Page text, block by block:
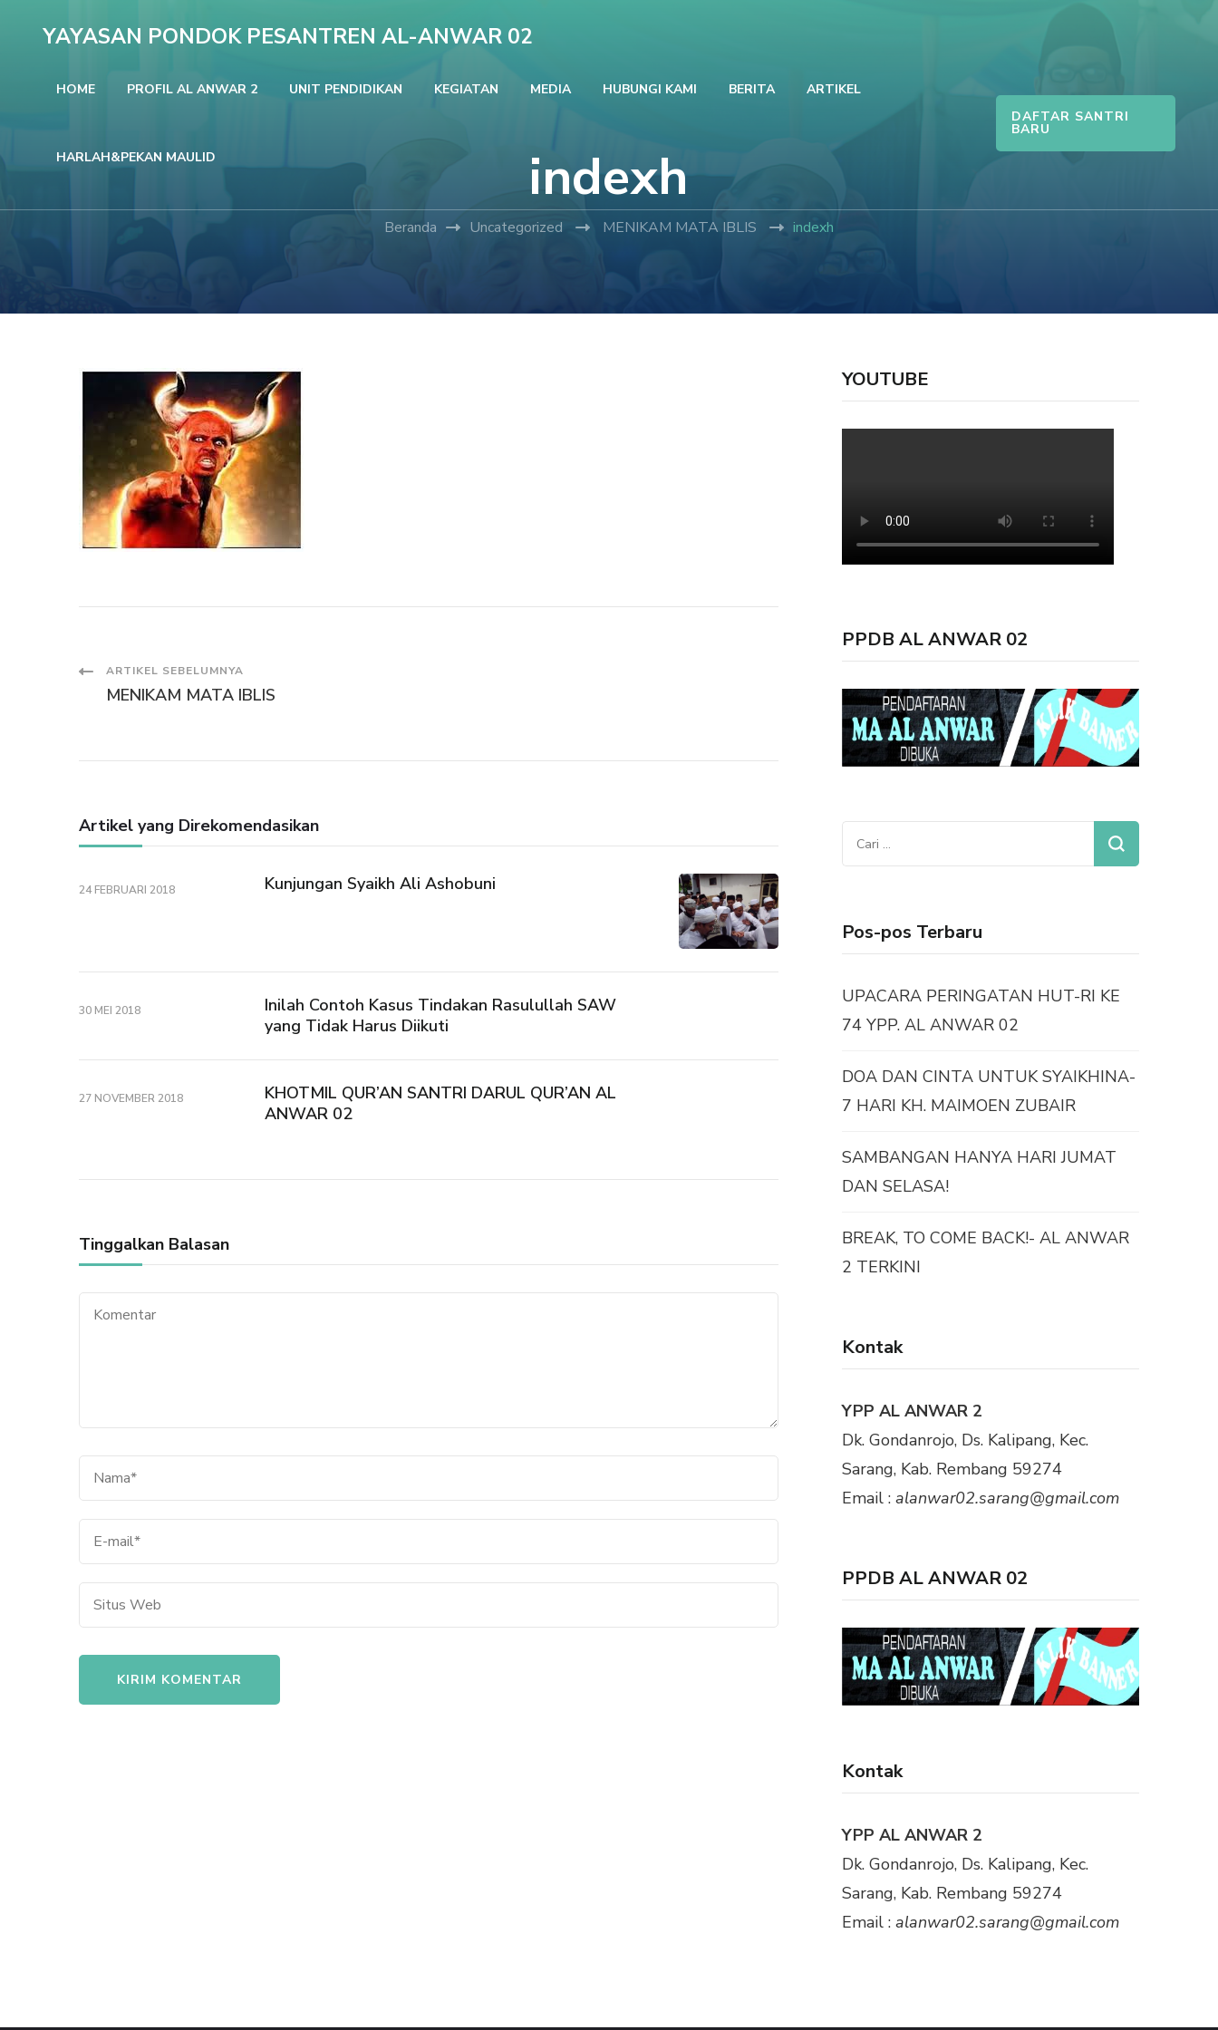
YAYASAN PONDOK PESANTREN AL-ANWAR 02
HOME PROFIL AL ANWAR 2 UNIT PENDIDIKAN KEGIATAN MEDIA HUBUNGI KAMI BERITA ARTIKEL
HARLAH&PEKAN MAULID
DAFTAR SANTRI
BARU
indexh
Beranda Uncategorized MENIKAM MATA IBLIS indexh
Navigasi
ARTIKEL SEBELUMNYA
MENIKAM MATA IBLIS
Artikel yang Direkomendasikan
24 FEBRUARI 2018 Kunjungan Syaikh Ali Ashobuni
30 MEI 2018
Inilah Contoh Kasus Tindakan Rasulullah SAW
yang Tidak Harus Diikuti
27 NOVEMBER 2018
KHOTMIL QUR’AN SANTRI DARUL QUR’AN AL
ANWAR 02
Tinggalkan Balasan
YOUTUBE
PPDB AL ANWAR 02
Cari
untuk:
Pos-pos Terbaru
UPACARA PERINGATAN HUT-RI KE
74 YPP. AL ANWAR 02
DOA DAN CINTA UNTUK SYAIKHINA-
7 HARI KH. MAIMOEN ZUBAIR
SAMBANGAN HANYA HARI JUMAT
DAN SELASA!
BREAK, TO COME BACK!- AL ANWAR
2 TERKINI
Kontak
YPP AL ANWAR 2
Dk. Gondanrojo, Ds. Kalipang, Kec.
Sarang, Kab. Rembang 59274
Email :alanwar02.sarang@gmail.com
PPDB AL ANWAR 02
Kontak
YPP AL ANWAR 2
Dk. Gondanrojo, Ds. Kalipang, Kec.
Sarang, Kab. Rembang 59274
Email :alanwar02.sarang@gmail.com